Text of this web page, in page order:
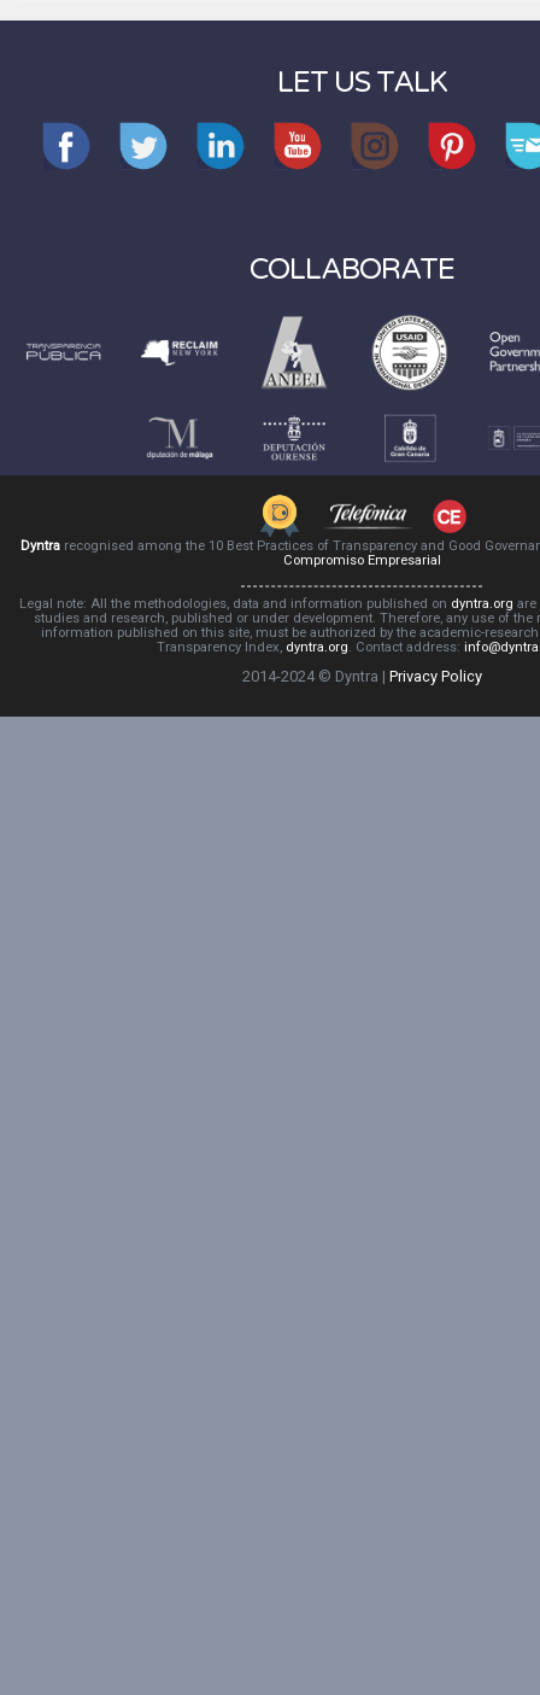
LET US TALK
COLLABORATE
Dyntra recognised among the 10 Best Practices of Transparency and Good
Compromiso Empresarial
Legal note: All the methodologies, data and information published on dyntra.org are
studies and research, published or under development. Therefore, any use of the
information published on this site, must be authorized by the academic-
Transparency Index, dyntra.org. Contact address:
2014-2024 © Dyntra | Privacy Policy